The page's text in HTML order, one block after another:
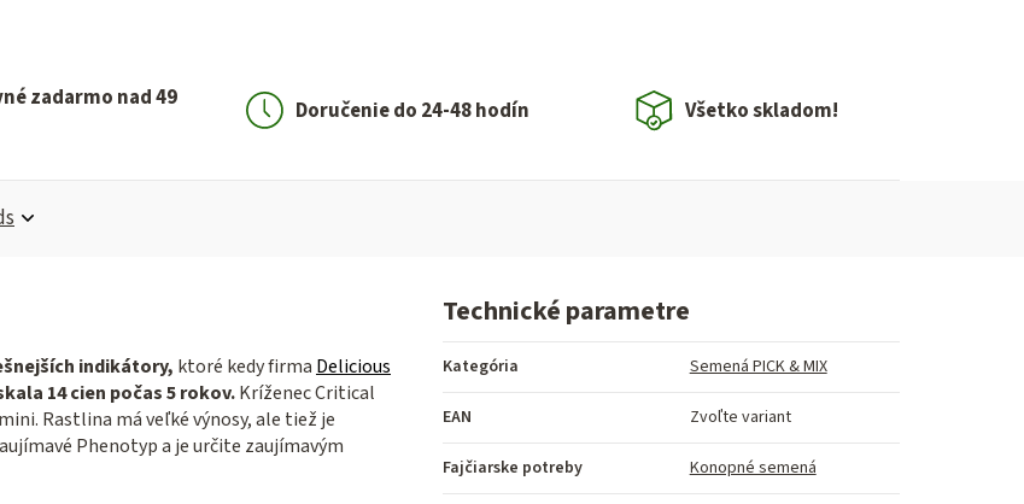
zadarmo nad 49
Doručenie do 24-48 hodín Všetko skladom!
indikátory, ktoré kedy firma Delicious
14 cien počas 5 rokov.Kríženec Critical
Rastlina má veľké výnosy, ale tiež je
Phenotyp a je určite zaujímavým
Technické parametre
Kategória Semená PICK & MIX
EAN Zvoľte variant
Fajčiarske potreby Konopné semená